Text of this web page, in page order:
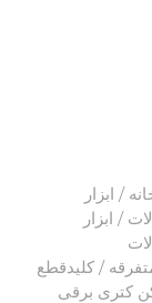
/ ابزار
/ ابزار
/ کلیدقطع
کتری برقی